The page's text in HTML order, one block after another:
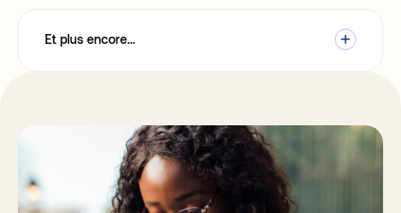
Et plus encore...